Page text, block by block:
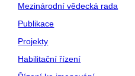
Mezinárodní vědecká rada
Publikace
Projekty
Habilitační řízení